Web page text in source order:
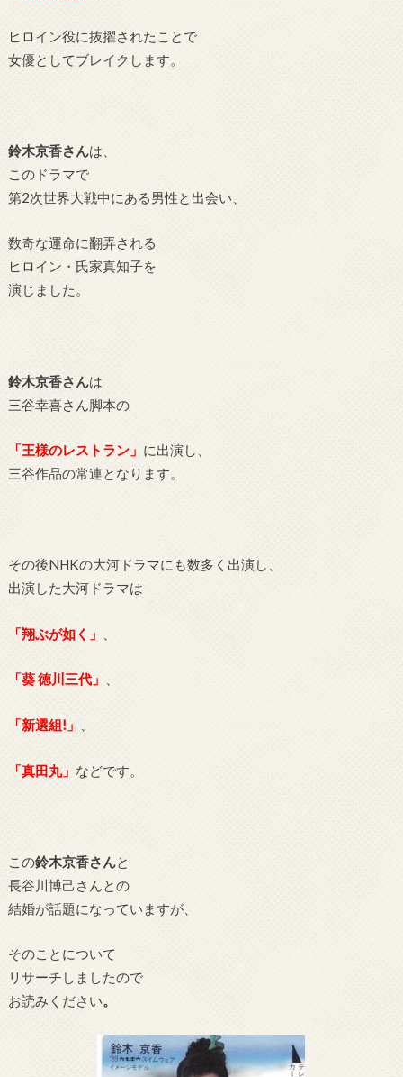
ヒロイン役に抜擢されたことで
女優としてブレイクします。
鈴木京香さんは、
このドラマで
第2次世界大戦中にある男性と出会い、
数奇な運命に翻弄される
ヒロイン・氏家真知子を
演じました。
鈴木京香さんは
三谷幸喜さん脚本の
「王様のレストラン」 に出演し、
三谷作品の常連となります。
その後NHKの大河ドラマにも数多く出演し、
出演した大河ドラマは
「翔ぶが如く」
「葵 徳川三代」
「新選組!」
「真田丸」 などです。
この鈴木京香さんと
長谷川博己さんとの
結婚が話題になっていますが、
そのことについて
リサーチしましたので
お読みください。